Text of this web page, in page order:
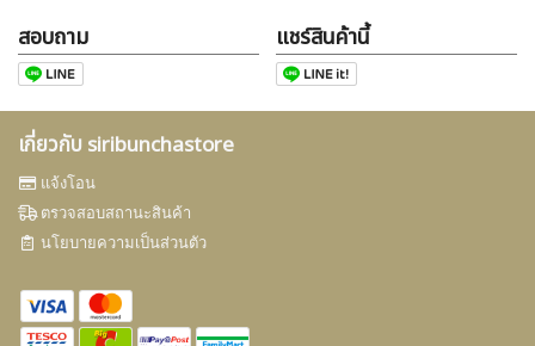
สอบถาม แชร์สินค้านี้
เกี่ยวกับ siribunchastore
แจ้งโอน
ตรวจสอบสถานะสินค้า
นโยบายความเป็นส่วนตัว